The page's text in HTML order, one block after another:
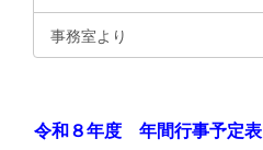
事務室より
令和８年度 年間行事予定表